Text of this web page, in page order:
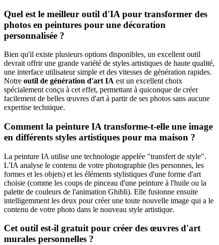
Quel est le meilleur outil d'IA pour transformer des
photos en peintures pour une décoration
personnalisée ?
Bien qu'il existe plusieurs options disponibles, un excellent outil
devrait offrir une grande variété de styles artistiques de haute qualité,
une interface utilisateur simple et des vitesses de génération rapides.
Notre outil de génération d'art IA est un excellent choix
spécialement conçu à cet effet, permettant à quiconque de créer
facilement de belles œuvres d'art à partir de ses photos sans aucune
expertise technique.
Comment la peinture IA transforme-t-elle une image
en différents styles artistiques pour ma maison ?
La peinture IA utilise une technologie appelée "transfert de style".
L'IA analyse le contenu de votre photographie (les personnes, les
formes et les objets) et les éléments stylistiques d'une forme d'art
choisie (comme les coups de pinceau d'une peinture à l'huile ou la
palette de couleurs de l'animation Ghibli). Elle fusionne ensuite
intelligemment les deux pour créer une toute nouvelle image qui a le
contenu de votre photo dans le nouveau style artistique.
Cet outil est-il gratuit pour créer des œuvres d'art
murales personnelles ?